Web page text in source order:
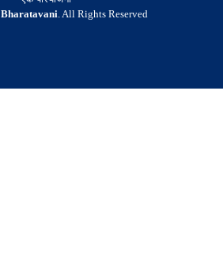
Bharatavani. All Rights Reserved